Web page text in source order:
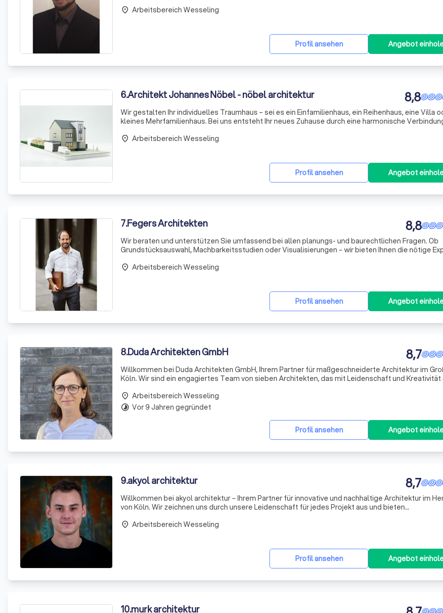
Experti
Profil ansehen Angebot
place Arbeitsbereich Wesseling
6.Architekt Johannes Nöbel - nöbel architektur 8,8
Wir gestalten Ihr individuelles Traumhaus – sei es ein Einfamilienhaus, ein Reihenhaus, eine Villa
kleines Mehrfamilienhaus. Bei uns entsteht Ihr neues Zuhause durch eine harmonische
Profil ansehen Angebot
place Arbeitsbereich Wesseling
7.Fegers Architekten 8,8
Wir beraten und unterstützen Sie umfassend bei allen planungs- und baurechtlichen Fragen. Ob
Grundstücksauswahl, Machbarkeitsstudien oder Visualisierungen – wir bieten Ihnen die nötige
Aus
Profil ansehen Angebot
place Arbeitsbereich Wesseling
8.Duda Architekten GmbH 8,7
Willkommen bei Duda Architekten GmbH, Ihrem Partner für maßgeschneiderte Architektur im
Köln. Wir sind ein engagiertes Team von sieben Architekten, das mit Leidenschaft und Kreativität
uns
Profil ansehen Angebot
place Arbeitsbereich Wesseling
timelapse Vor 9 Jahren gegründet
9.akyol architektur 8,7
Willkommen bei akyol architektur – Ihrem Partner für innovative und nachhaltige Architektur im
von Köln. Wir zeichnen uns durch unsere Leidenschaft für jedes Projekt aus und bieten
Gewerbebauten. Unser k
Profil ansehen Angebot
place Arbeitsbereich Wesseling
10.murk architektur